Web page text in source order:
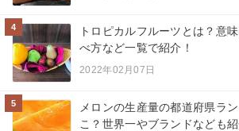
4
トロピカルフルーツとは？意
べ方など一覧で紹介！
2022年02月07日
5
メロンの生産量の都道府県ラ
こ？世界一やブランドなども紹